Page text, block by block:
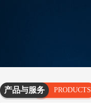
产品与服务
PRODUCTS